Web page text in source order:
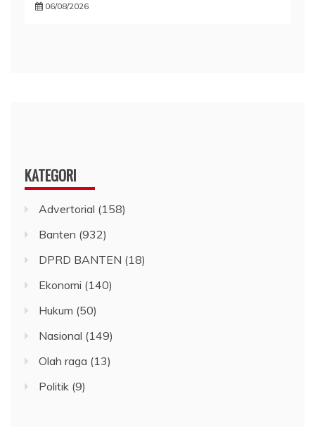
06/08/2026
KATEGORI
Advertorial (158)
Banten (932)
DPRD BANTEN (18)
Ekonomi (140)
Hukum (50)
Nasional (149)
Olah raga (13)
Politik (9)